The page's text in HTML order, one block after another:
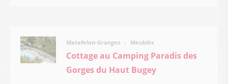
Matafelon-Granges Meublés
Cottage au Camping Paradis des
Gorges du Haut Bugey